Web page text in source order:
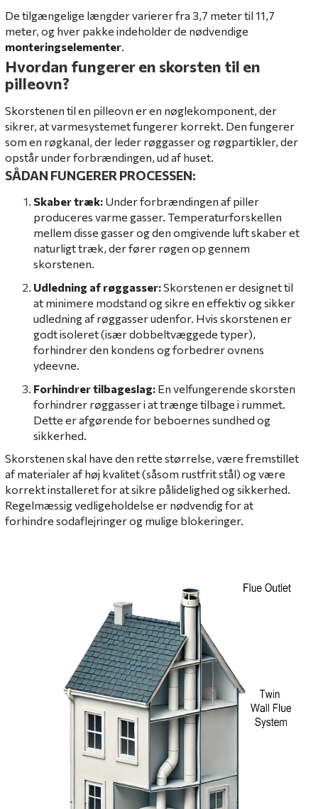
De tilgængelige længder varierer fra 3,7 meter til 11,7
meter, og hver pakke indeholder de nødvendige
monteringselementer.
Hvordan fungerer en skorsten til en
pilleovn?
Skorstenen til en pilleovn er en nøglekomponent, der
sikrer, at varmesystemet fungerer korrekt. Den fungerer
som en røgkanal, der leder røggasser og røgpartikler, der
opstår under forbrændingen, ud af huset.
SÅDAN FUNGERER PROCESSEN:
Skaber træk: Under forbrændingen af piller
produceres varme gasser. Temperaturforskellen
mellem disse gasser og den omgivende luft skaber et
naturligt træk, der fører røgen op gennem
skorstenen.
Udledning af røggasser:Skorstenen er designet til
at minimere modstand og sikre en effektiv og sikker
udledning af røggasser udenfor. Hvis skorstenen er
godt isoleret (især dobbeltvæggede typer),
forhindrer den kondens og forbedrer ovnens
ydeevne.
Forhindrer tilbageslag: En velfungerende skorsten
forhindrer røggasser i at trænge tilbage i rummet.
Dette er afgørende for beboernes sundhed og
sikkerhed.
Skorstenen skal have den rette størrelse, være fremstillet
af materialer af høj kvalitet (såsom rustfrit stål) og være
korrekt installeret for at sikre pålidelighed og sikkerhed.
Regelmæssig vedligeholdelse er nødvendig for at
forhindre sodaflejringer og mulige blokeringer.